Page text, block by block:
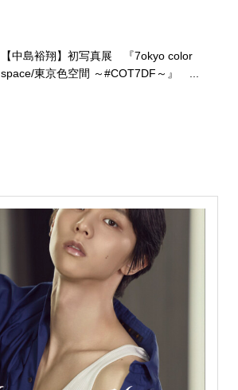
【中島裕翔】初写真展 『7okyo color
space/東京色空間 ～#COT7DF～』 ...